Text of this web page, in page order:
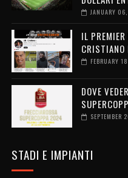
JANUARY
IL PREMIER
CRISTIANO
FEBRUARY
DOVE
SEPTEMBER
STADI E IMPIANTI